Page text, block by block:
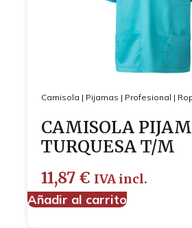
Camisola | Pijamas | Profesional |
CAMISOLA
TURQUESA T/M
11,87 € IVA incl.
Añadir al carrito